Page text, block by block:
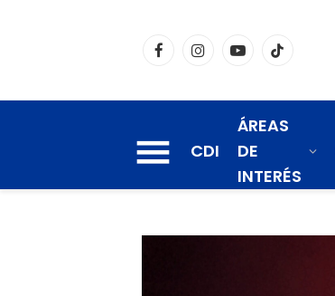
FacebookInstagramYouTubeTikTok
CDI
ÁREAS
DE
INTERÉS